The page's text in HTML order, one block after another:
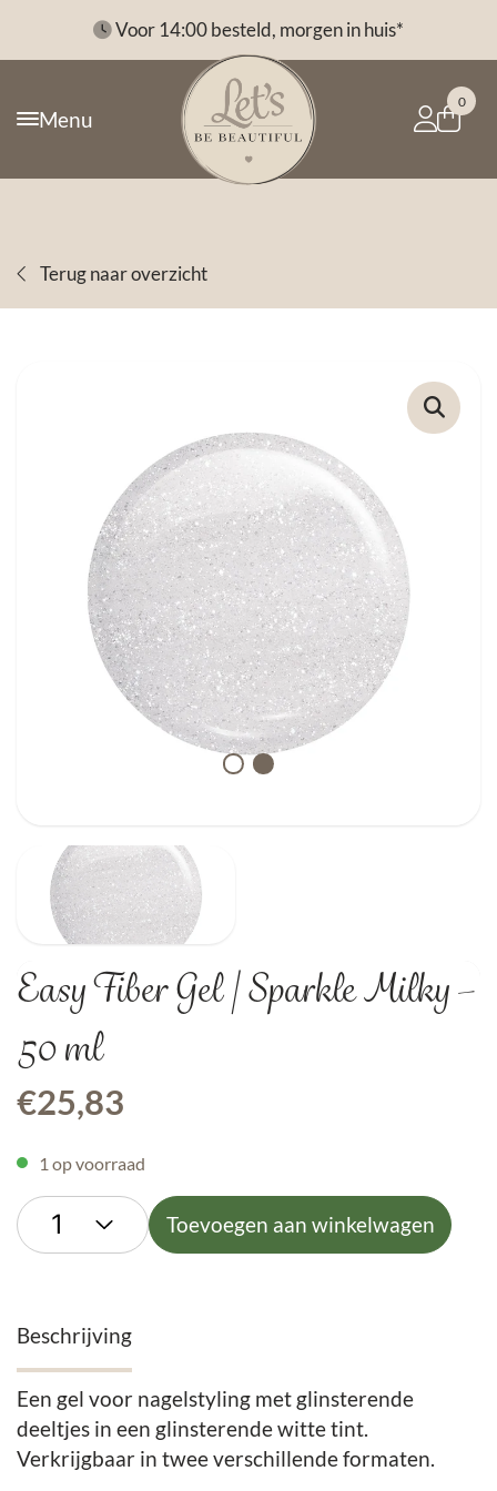
Voor 14:00 besteld, morgen in huis*
Menu
0
Terug naar overzicht
Easy Fiber Gel | Sparkle Milky –
50 ml
€25,83
1 op voorraad
Toevoegen aan winkelwagen
Beschrijving
Een gel voor nagelstyling met glinsterende
deeltjes in een glinsterende witte tint.
Verkrijgbaar in twee verschillende formaten.